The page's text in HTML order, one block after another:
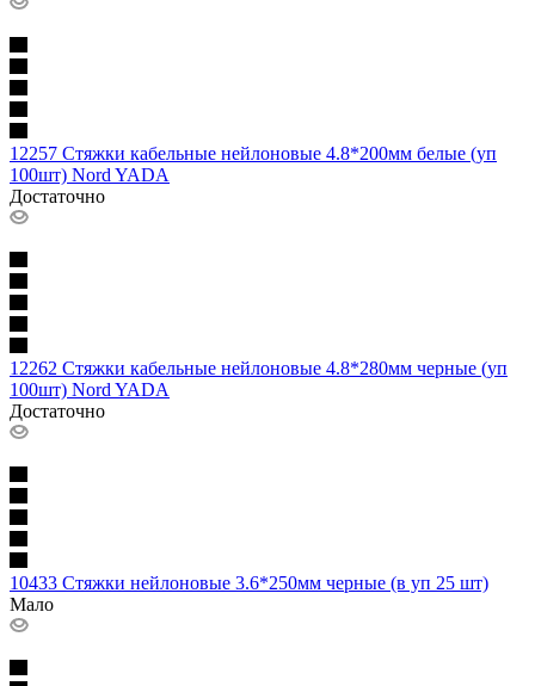
12257 Стяжки кабельные нейлоновые 4.8*200мм белые (уп
100шт) Nord YADA
Достаточно
12262 Стяжки кабельные нейлоновые 4.8*280мм черные (уп
100шт) Nord YADA
Достаточно
10433 Стяжки нейлоновые 3.6*250мм черные (в уп 25 шт)
Мало